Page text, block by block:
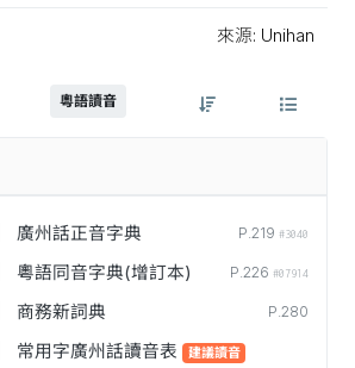
來源: Unihan
粵語讀音
廣州話正音字典 P.219 #3040
粵語同音字典(增訂本) P.226 #07914
商務新詞典 P.280
常用字廣州話讀音表 建議讀音